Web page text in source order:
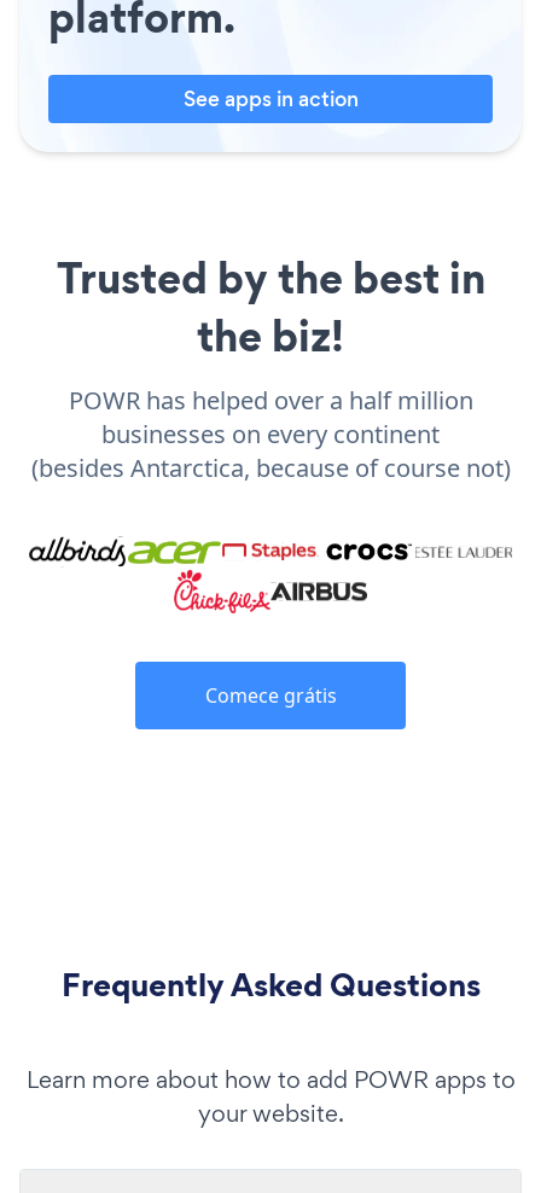
platform.
See apps in action
Trusted by the best in
the biz!
POWR has helped over a half million
businesses on every continent
(besides Antarctica, because of course not)
Comece grátis
Frequently Asked Questions
Learn more about how to add POWR apps to
your website.